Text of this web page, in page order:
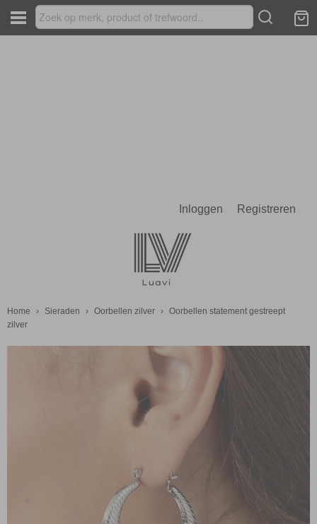
Inloggen Registreren
Home › Sieraden › Oorbellen zilver › Oorbellen statement gestreept
zilver